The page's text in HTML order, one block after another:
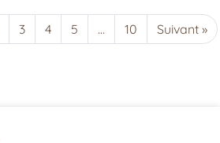
3 4 5 … 10 Suivant »